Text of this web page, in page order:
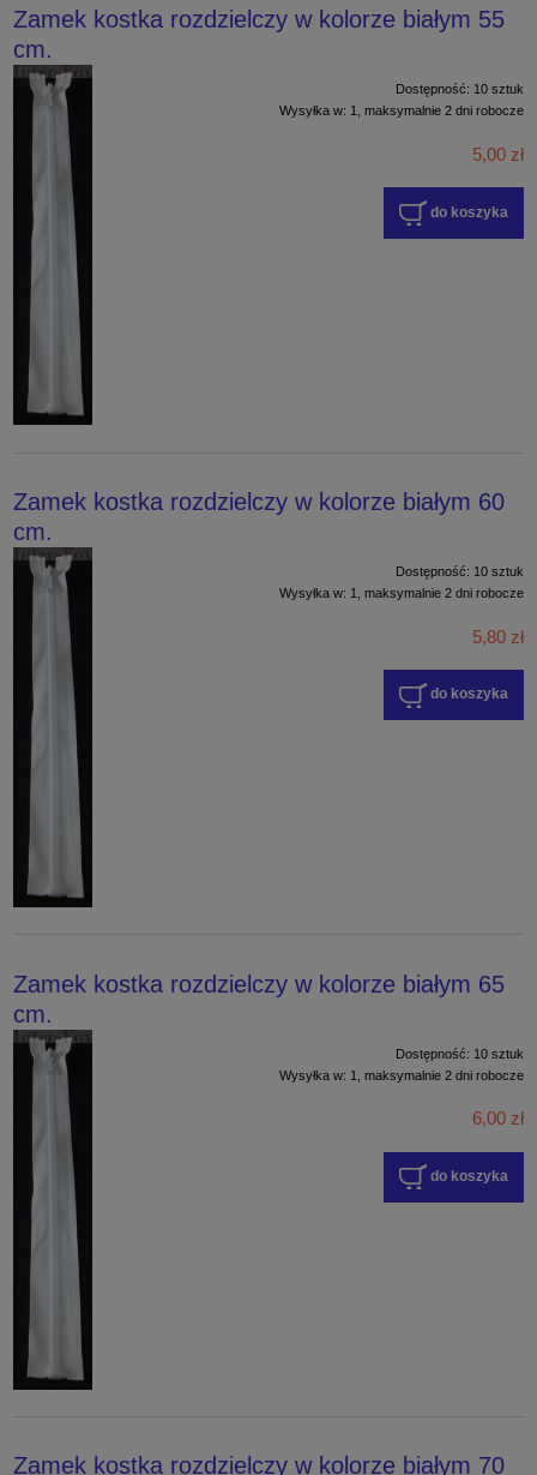
Zamek kostka rozdzielczy w kolorze białym 55
cm.
Dostępność: 10 sztuk
Wysyłka w: 1, maksymalnie 2 dni robocze
5,00 zł
do koszyka
Zamek kostka rozdzielczy w kolorze białym 60
cm.
Dostępność: 10 sztuk
Wysyłka w: 1, maksymalnie 2 dni robocze
5,80 zł
do koszyka
Zamek kostka rozdzielczy w kolorze białym 65
cm.
Dostępność: 10 sztuk
Wysyłka w: 1, maksymalnie 2 dni robocze
6,00 zł
do koszyka
Zamek kostka rozdzielczy w kolorze białym 70